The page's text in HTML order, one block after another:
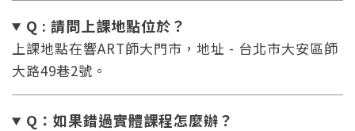
Q : 請問上課地點位於？
上課地點在響ART師大門市，地址 - 台北市大安區師
大路49巷2號。
Q：如果錯過實體課程怎麼辦？